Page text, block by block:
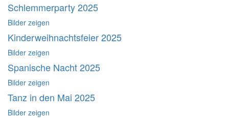
Schlemmerparty 2025
Bilder zeigen
Kinderweihnachtsfeier 2025
Bilder zeigen
Spanische Nacht 2025
Bilder zeigen
Tanz in den Mai 2025
Bilder zeigen